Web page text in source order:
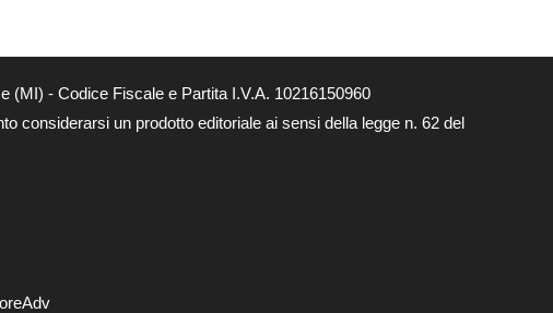
(MI) - Codice Fiscale e Partita I.V.A. 10216150960
considerarsi un prodotto editoriale ai sensi della legge n. 62 del